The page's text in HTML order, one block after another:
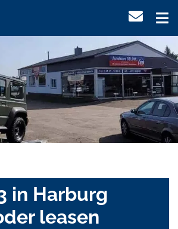
in Harburg
leasen